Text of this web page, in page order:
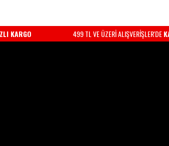
499TL VE ÜZERİ ALIŞVERİŞLERİNİZDEKARGO